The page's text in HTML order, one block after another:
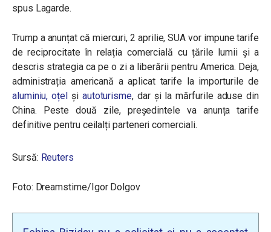
spus Lagarde.
Trump a anunțat că miercuri, 2 aprilie, SUA vor impune tarife
de reciprocitate în relația comercială cu țările lumii și a
descris strategia ca pe o zi a liberării pentru America. Deja,
administrația americană a aplicat tarife la importurile de
aluminiu, oțel și autoturisme, dar și la mărfurile aduse din
China. Peste două zile, președintele va anunța tarife
definitive pentru ceilalți parteneri comerciali.
Sursă: Reuters
Foto: Dreamstime/Igor Dolgov